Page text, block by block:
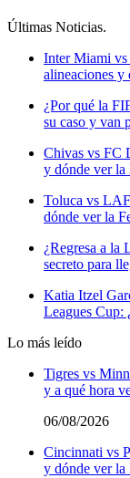
Últimas Noticias.
Inter Miami
alineaciones y
¿Por qué la
su caso y van
Chivas vs FC
y dónde ver la
Toluca vs
dónde ver la
¿Regresa a la
secreto para
Katia Itzel
Leagues Cup:
Lo más leído
Tigres vs
y a qué hora
06/08/2026
Cincinnati vs
y dónde ver la